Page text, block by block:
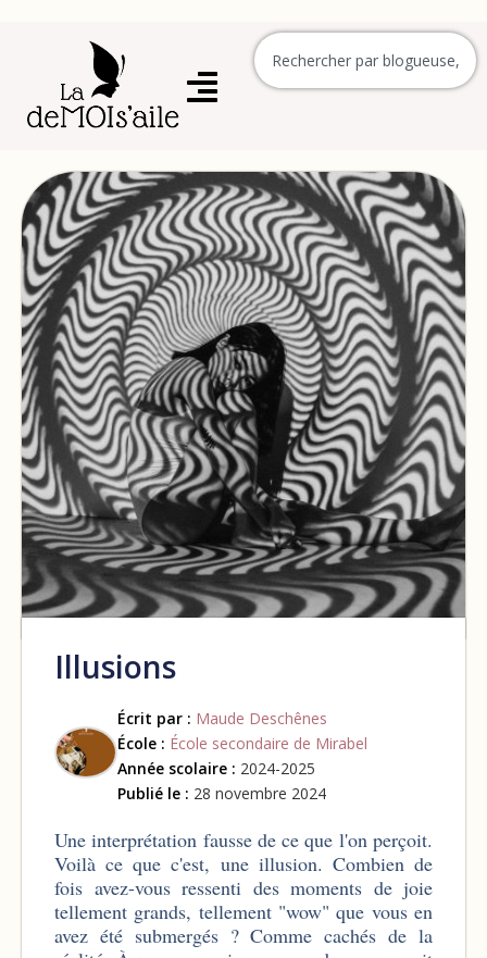
Illusions
Écrit par : Maude Deschênes
École : École secondaire de Mirabel
Année scolaire : 2024-2025
Publié le : 28 novembre 2024
Une interprétation fausse de ce que l'on perçoit.
Voilà ce que c'est, une illusion. Combien de
fois avez-vous ressenti des moments de joie
tellement grands, tellement "wow" que vous en
avez été submergés ? Comme cachés de la